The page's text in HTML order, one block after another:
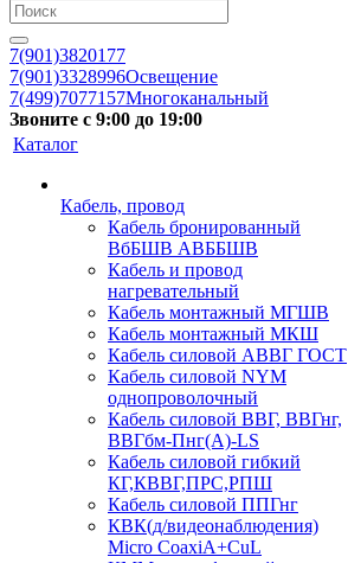
7(901)3820177
7(901)3328996Освещение
7(499)7077157Многоканальный
Звоните с 9:00 до 19:00
Каталог
Кабель, провод
Кабель бронированный
ВбБШВ АВББШВ
Кабель и провод
нагревательный
Кабель монтажный МГШВ
Кабель монтажный МКШ
Кабель силовой АВВГ ГОСТ
Кабель силовой NYM
однопроволочный
Кабель силовой ВВГ, ВВГнг,
ВВГбм-Пнг(А)-LS
Кабель силовой гибкий
КГ,КВВГ,ПРС,РПШ
Кабель силовой ППГнг
КВК(д/видеонаблюдения)
Micro CoaxiA+CuL